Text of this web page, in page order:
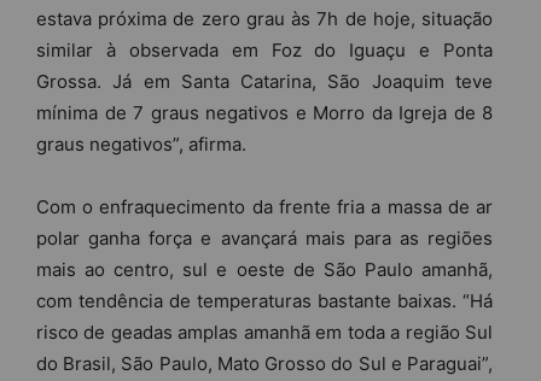
estava próxima de zero grau às 7h de hoje, situação
similar à observada em Foz do Iguaçu e Ponta
Grossa. Já em Santa Catarina, São Joaquim teve
mínima de 7 graus negativos e Morro da Igreja de 8
graus negativos”, afirma.
Com o enfraquecimento da frente fria a massa de ar
polar ganha força e avançará mais para as regiões
mais ao centro, sul e oeste de São Paulo amanhã,
com tendência de temperaturas bastante baixas. “Há
risco de geadas amplas amanhã em toda a região Sul
do Brasil, São Paulo, Mato Grosso do Sul e Paraguai”,